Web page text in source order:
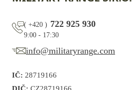
( +420 ) 722 925 930
9:00 - 17:30
info@militaryrange.com
IČ: 28719166
DIČ: CZ28719166